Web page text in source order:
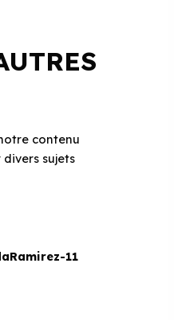
contenu
sujets